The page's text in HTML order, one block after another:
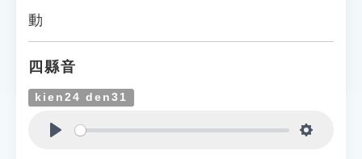
遊戲專區
教學應用
貓頭鷹博士
動
四縣音
kien24 den31